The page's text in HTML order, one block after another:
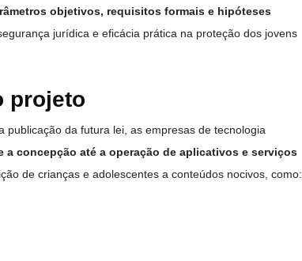
objetivos, requisitos formais e hipóteses
jurídica e eficácia prática na proteção dos jovens
projeto
da futura lei, as empresas de tecnologia
a concepção até a operação de aplicativos e serviços
de crianças e adolescentes a conteúdos nocivos, como: